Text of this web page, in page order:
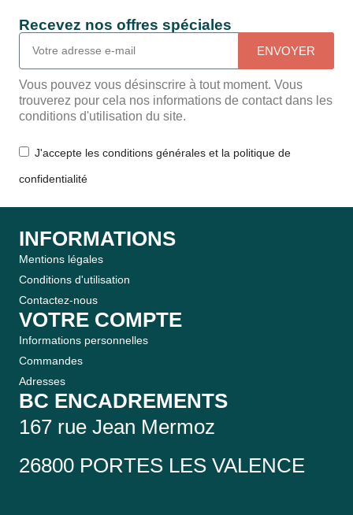
Recevez nos offres spéciales
Vous pouvez vous désinscrire à tout moment. Vous
trouverez pour cela nos informations de contact dans les
conditions d'utilisation du site.
J'accepte les conditions générales et la politique de
confidentialité
ENVOYER
INFORMATIONS
Mentions légales
Conditions d'utilisation
Contactez-nous
VOTRE COMPTE
Informations personnelles
Commandes
Adresses
BC ENCADREMENTS
167 rue Jean Mermoz
26800 PORTES LES VALENCE